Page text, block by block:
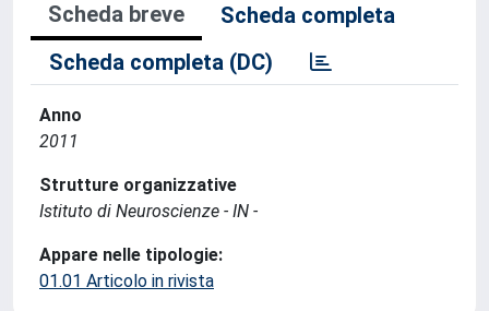
Scheda breve
Scheda completa
Scheda completa (DC)
Anno
2011
Strutture organizzative
Istituto di Neuroscienze - IN -
Appare nelle tipologie:
01.01 Articolo in rivista